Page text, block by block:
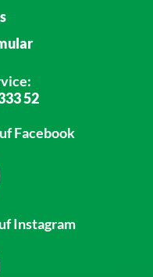
52
Facebook
Instagram